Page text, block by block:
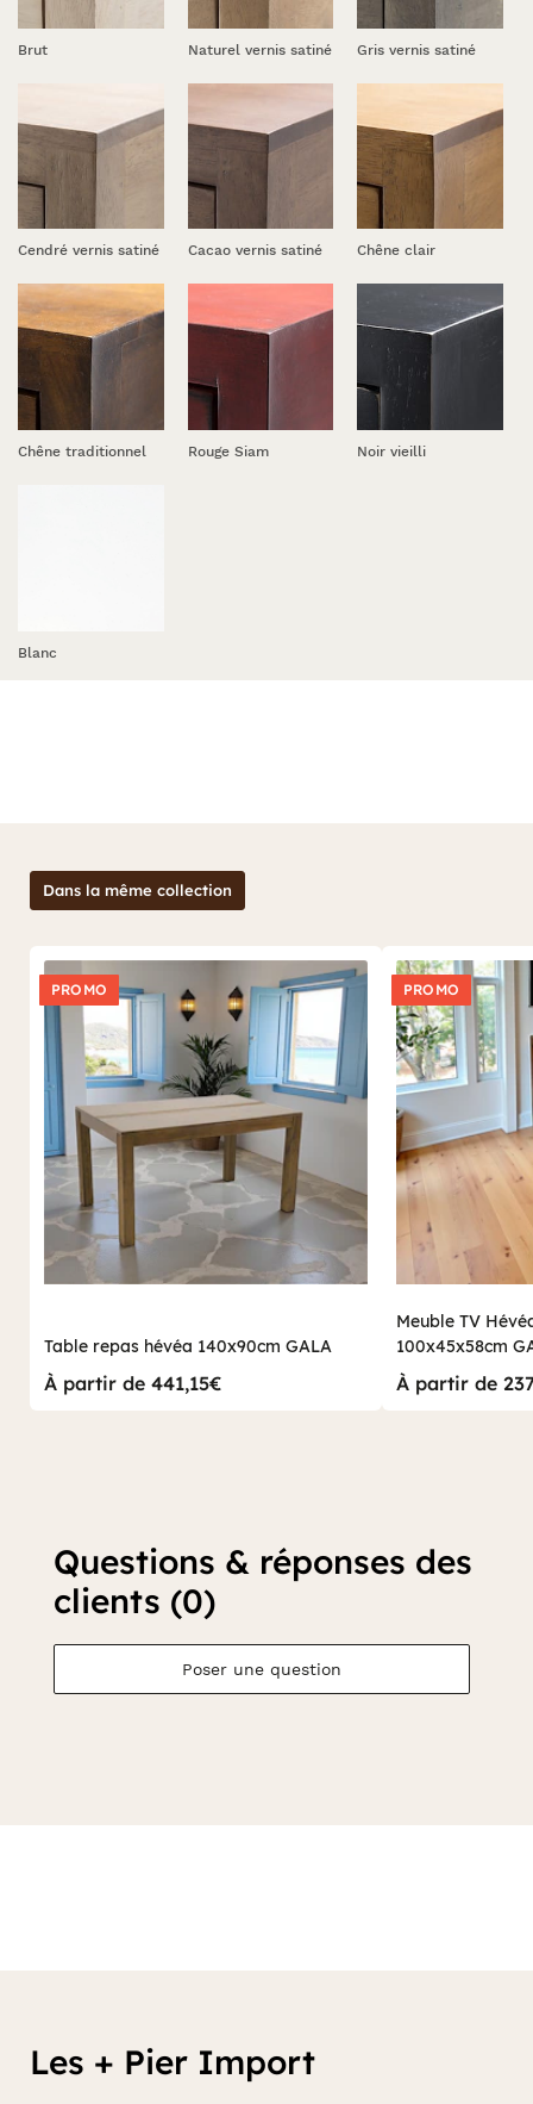
Brut Naturel vernis satiné Gris vernis satiné
Cendré vernis satiné Cacao vernis satiné Chêne clair
Chêne traditionnel Rouge Siam Noir vieilli
Blanc
Dans la même collection
PROMO
Table repas hévéa 140x90cm GALA
À partir de 441,15€
PROMO
Meuble TV
100x45x58cm
À partir de
Questions & réponses des
clients (0)
Poser une question
Les + Pier Import